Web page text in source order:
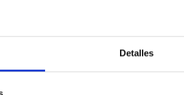
Detalles